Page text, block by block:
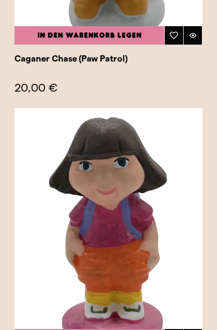
IN DEN WARENKORB LEGEN
Caganer Chase (Paw Patrol)
20,00 €